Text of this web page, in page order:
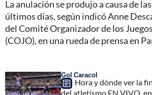
La anulación se produjo a causa de
últimos días, según indicó Anne
del Comité Organizador de los
(COJO), en una rueda de prensa en
Gol Caracol
Hora y dónde ver la
del atletismo EN VIVO,